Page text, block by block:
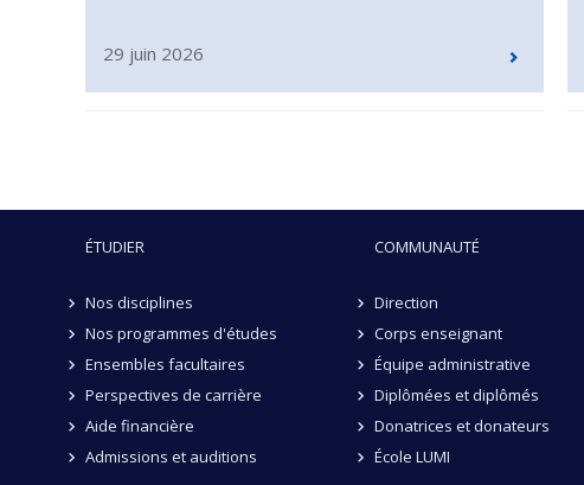
29 juin 2026
ÉTUDIER
Nos disciplines
Nos programmes d'études
Ensembles facultaires
Perspectives de carrière
Aide financière
Admissions et auditions
COMMUNAUTÉ
Direction
Corps enseignant
Équipe administrative
Diplômées et diplômés
Donatrices et donateurs
École LUMI